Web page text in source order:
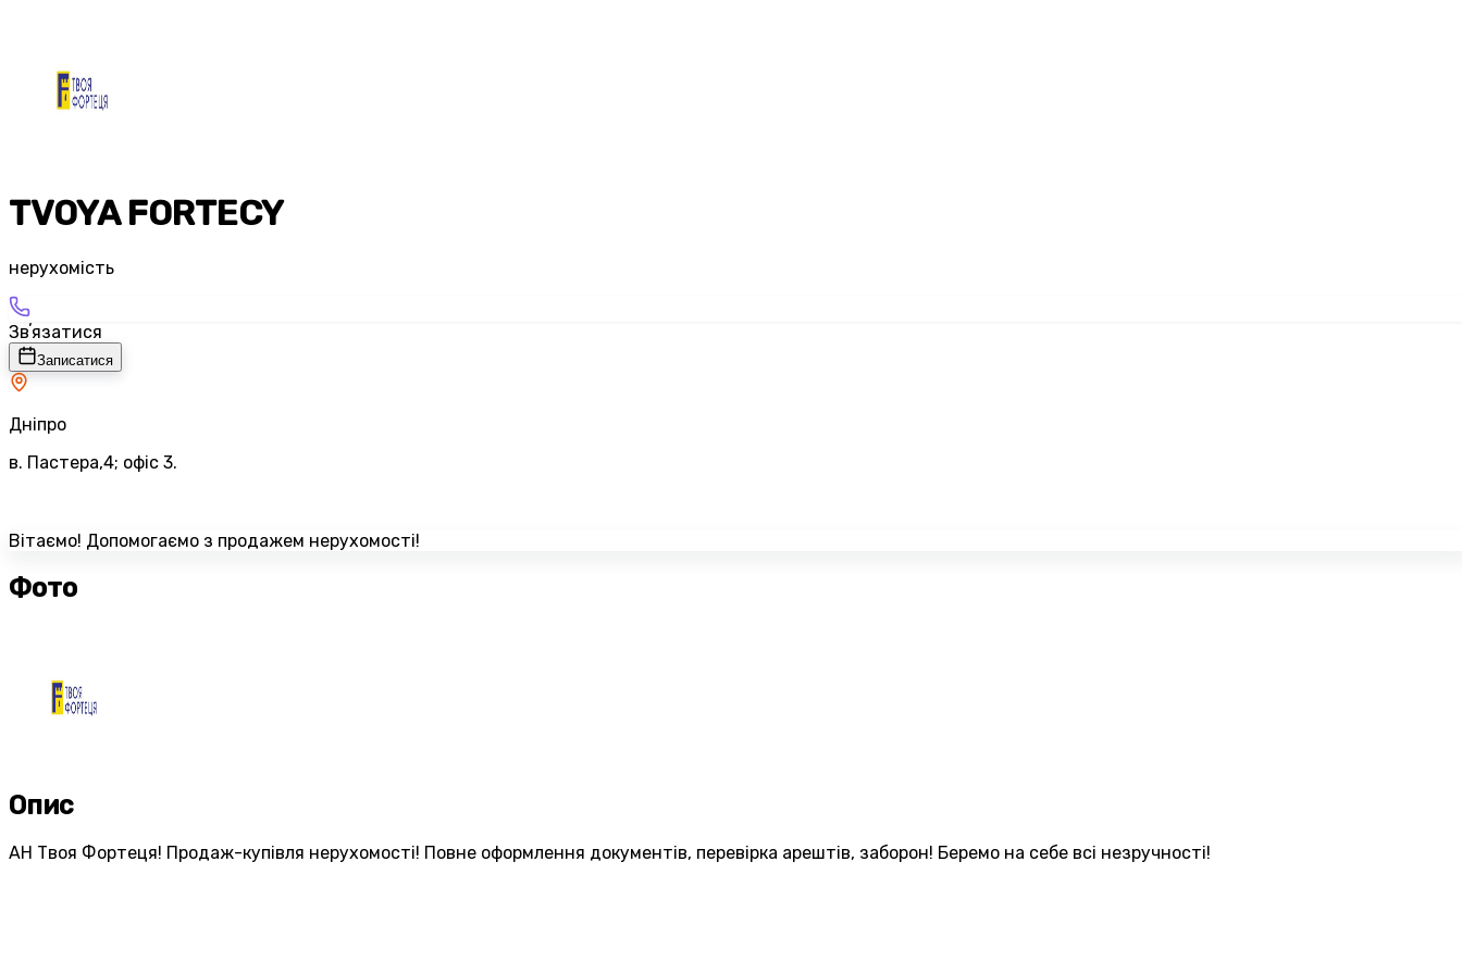
TVOYA FORTECY
нерухомість
Звʼязатися
Записатися
Дніпро
в. Пастера,4; офіс 3.
Вітаємо! Допомогаємо з продажем нерухомості!
Фото
Опис
АН Твоя Фортеця! Продаж-купівля нерухомості! Повне оформлення документів, перевірка арештів, заборон! Беремо на себе всі незручності!